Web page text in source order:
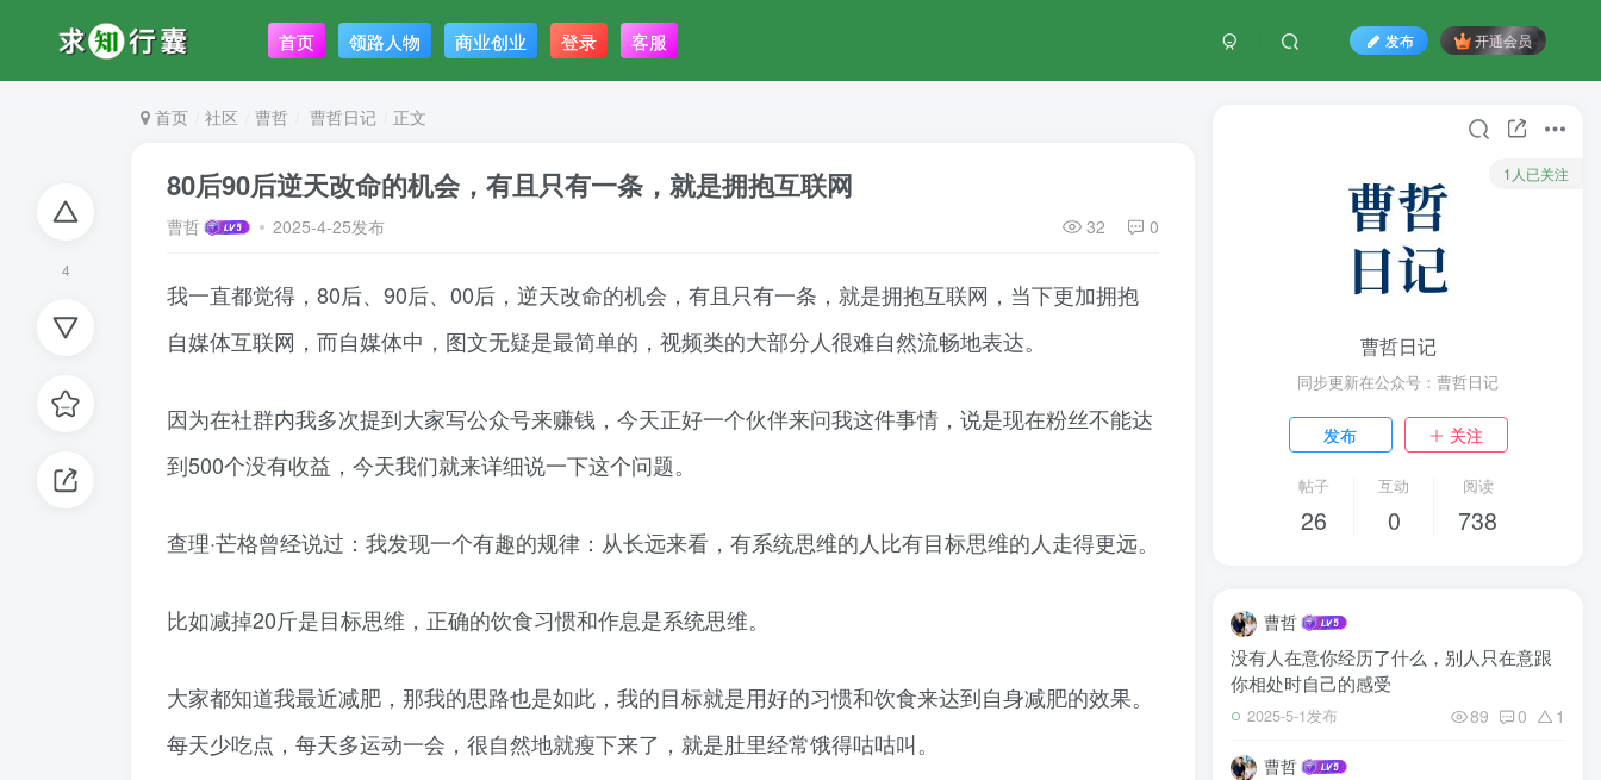
首页 领路人物 商业创业 登录 客服 发布 开通会员
4
首页 社区 曹哲 曹哲日记 正文
80后90后逆天改命的机会，有且只有一条，就是拥抱互联网
曹哲 2025-4-25发布 32 0
我一直都觉得，80后、90后、00后，逆天改命的机会，有且只有一条，就是拥抱互联网，当下更加拥抱
自媒体互联网，而自媒体中，图文无疑是最简单的，视频类的大部分人很难自然流畅地表达。
因为在社群内我多次提到大家写公众号来赚钱，今天正好一个伙伴来问我这件事情，说是现在粉丝不能达
到500个没有收益，今天我们就来详细说一下这个问题。
查理·芒格曾经说过：我发现一个有趣的规律：从长远来看，有系统思维的人比有目标思维的人走得更远。
比如减掉20斤是目标思维，正确的饮食习惯和作息是系统思维。
大家都知道我最近减肥，那我的思路也是如此，我的目标就是用好的习惯和饮食来达到自身减肥的效果。
每天少吃点，每天多运动一会，很自然地就瘦下来了，就是肚里经常饿得咕咕叫。
1人已关注
曹哲日记
同步更新在公众号：曹哲日记
发布 关注
帖子
26
互动
0
阅读
738
曹哲
没有人在意你经历了什么，别人只在意跟
你相处时自己的感受
2025-5-1发布 89 0 1
曹哲